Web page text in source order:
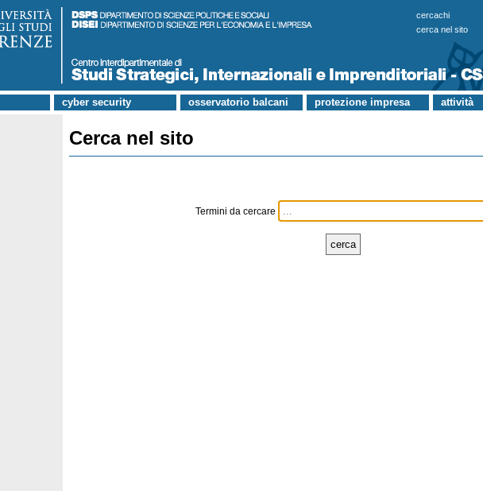
cercachi
cerca nel sito
cyber security osservatorio balcani protezione impresa attività
Cerca nel sito
Termini da cercare